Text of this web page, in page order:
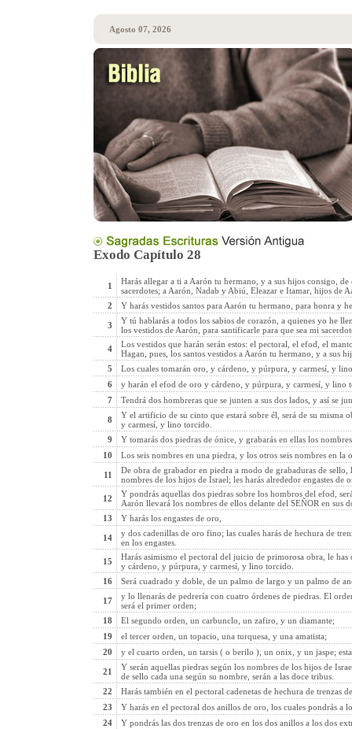
Agosto 07, 2026
Exodo Capítulo 28
1
Harás allegar a ti a Aarón tu hermano, y a sus hijos consigo,
sacerdotes; a Aarón, Nadab y Abiú, Eleazar e Itamar, hijos de
2
Y harás vestidos santos para Aarón tu hermano, para honra y
3
Y tú hablarás a todos los sabios de corazón, a quienes yo he
los vestidos de Aarón, para santificarle para que sea mi
4
Los vestidos que harán serán estos: el pectoral, el efod, el
Hagan, pues, los santos vestidos a Aarón tu hermano, y a sus
5
Los cuales tomarán oro, y cárdeno, y púrpura, y carmesí, y
6
y harán el efod de oro y cárdeno, y púrpura, y carmesí, y lino
7
Tendrá dos hombreras que se junten a sus dos lados, y así se
8
Y el artificio de su cinto que estará sobre él, será de su misma
y carmesí, y lino torcido.
9
Y tomarás dos piedras de ónice, y grabarás en ellas los
10
Los seis nombres en una piedra, y los otros seis nombres en
11
De obra de grabador en piedra a modo de grabaduras de sello,
nombres de los hijos de Israel; les harás alrededor engastes de
12
Y pondrás aquellas dos piedras sobre los hombros del efod,
Aarón llevará los nombres de ellos delante del SEÑOR en sus
13
Y harás los engastes de oro,
14
y dos cadenillas de oro fino; las cuales harás de hechura de
en los engastes.
15
Harás asimismo el pectoral del juicio de primorosa obra, le
y cárdeno, y púrpura, y carmesí, y lino torcido.
16
Será cuadrado y doble, de un palmo de largo y un palmo de
17
y lo llenarás de pedrería con cuatro órdenes de piedras. El
será el primer orden;
18
El segundo orden, un carbunclo, un zafiro, y un diamante;
19
el tercer orden, un topacio, una turquesa, y una amatista;
20
y el cuarto orden, un tarsis ( o berilo ), un onix, y un jaspe;
21
Y serán aquellas piedras según los nombres de los hijos de
de sello cada una según su nombre, serán a las doce tribus.
22
Harás también en el pectoral cadenetas de hechura de trenzas
23
Y harás en el pectoral dos anillos de oro, los cuales pondrás a
24
Y pondrás las dos trenzas de oro en los dos anillos a los dos